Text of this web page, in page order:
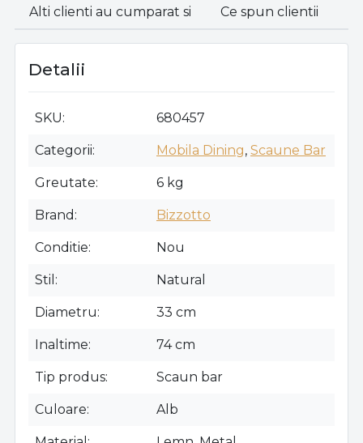
Alti clienti au cumparat si Ce spun clientii
Detalii
SKU 680457
Categorii Mobila Dining, Scaune Bar
Greutate 6 kg
Brand Bizzotto
Conditie Nou
Stil Natural
Diametru 33 cm
Inaltime 74 cm
Tip produs Scaun bar
Culoare Alb